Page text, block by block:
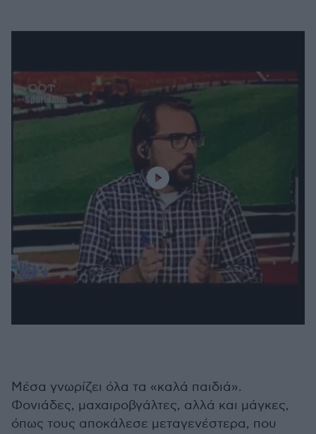
Μέσα γνωρίζει όλα τα «καλά παιδιά».
Φονιάδες, μαχαιροβγάλτες, αλλά και μάγκες,
όπως τους αποκάλεσε μεταγενέστερα, που